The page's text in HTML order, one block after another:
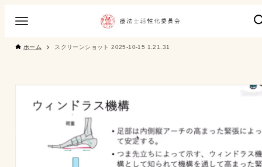
ホーム スクリーンショット 2025-10-15 1.21.31